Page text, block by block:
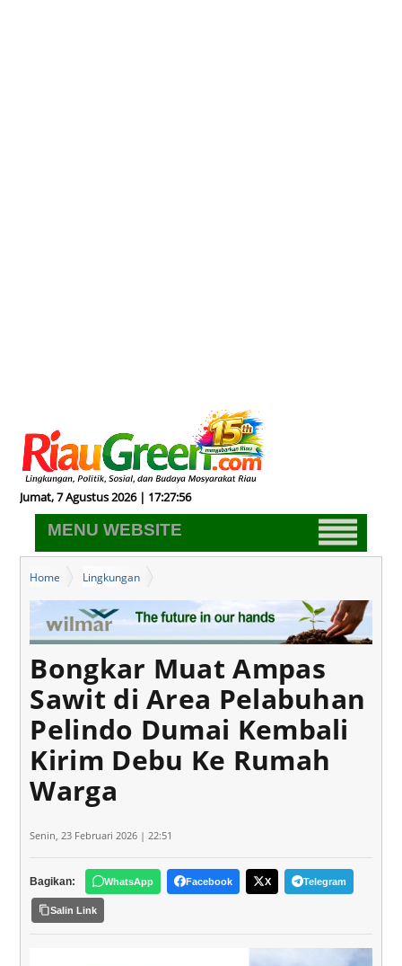
Jumat, 7 Agustus 2026 | 17:27:57
MENU WEBSITE
Home
Lingkungan
Bongkar Muat Ampas Sawit di Area Pelabuhan Pelindo Dumai
Kembali Kirim Debu Ke Rumah Warga
Bongkar Muat Ampas
Sawit di Area Pelabuhan
Pelindo Dumai Kembali
Kirim Debu Ke Rumah
Warga
Senin, 23 Februari 2026 | 22:51
Bagikan: WhatsApp Facebook X Telegram
Salin Link